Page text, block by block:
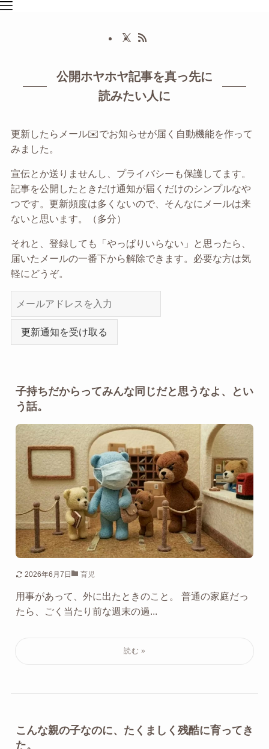
公開ホヤホヤ記事を真っ先に
読みたい人に
更新したらメール✉️でお知らせが届く自動機能を作って
みました。
宣伝とか送りませんし、プライバシーも保護してます。
記事を公開したときだけ通知が届くだけのシンプルなや
つです。更新頻度は多くないので、そんなにメールは来
ないと思います。（多分）
それと、登録しても「やっぱりいらない」と思ったら、
届いたメールの一番下から解除できます。必要な方は気
軽にどうぞ。
更新通知を受け取る
子持ちだからってみんな同じだと思うなよ、とい
う話。
2026年6月7日 育児
用事があって、外に出たときのこと。 普通の家庭だっ
たら、ごく当たり前な週末の過...
こんな親の子なのに、たくましく残酷に育ってき
た。